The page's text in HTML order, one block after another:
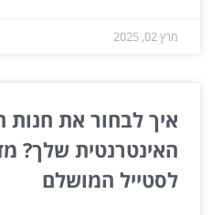
מרץ 02, 2025
איך לבחור את חנות
האינטרנטית שלך?
לסטייל המושלם